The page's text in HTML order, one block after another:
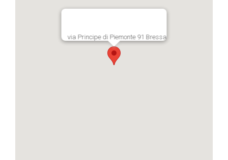
via Principe di Piemonte 91 Bressa